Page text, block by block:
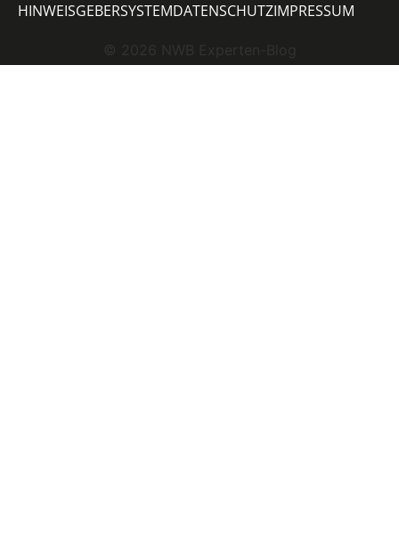
© 2026 NWB Experten-Blog
HINWEISGEBERSYSTEMDATENSCHUTZIMPRESSUM